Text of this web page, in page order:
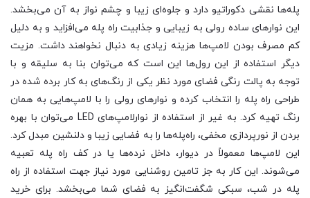
پله‌ها نقشی دکوراتیو دارد و جلوه‌ای زیبا و چشم نواز به آن می‌بخشد.
این نوارهای ساده رولی به زیبایی و جذابیت راه پله می‌افزاید و به دلیل
کم مصرف بودن لامپ‌ها هزینه زیادی به دنبال نخواهند داشت. مزیت
دیگر استفاده از این رول‌ها این است که می‌توان بنا به سلیقه و با
توجه به پالت رنگی فضای مورد نظر یکی از رنگ‌های به کار برده شده در
طراحی راه‌ پله را انتخاب کرده و نوارهای رولی را با لامپ‌هایی به همان
رنگ تهیه کرد. به غیر از استفاده از نوارلامپ‌های LED می‌توان با بهره
بردن از نورپردازی مخفی، راه‌پله‌ها را به فضایی زیبا و دلنشین مبدل کرد.
این لامپ‌ها معمولاً در دیوار، داخل نرده‌ها یا در کف راه پله تعبیه
می‌شوند. این کار به جز تامین روشنایی مورد نیاز جهت استفاده از راه
پله در شب، سبکی شگفت‌انگیز به فضای شما می‌بخشد. برای خرید